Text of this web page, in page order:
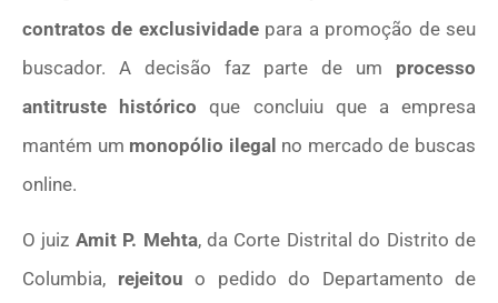
contratos de exclusividadepara a promoção de seu
buscador. A decisão faz parte de um processo
antitruste histórico que concluiu que a empresa
mantém um monopólio ilegal no mercado de buscas
online.
O juiz Amit P. Mehta, da Corte Distrital do Distrito de
Columbia, rejeitou o pedido do Departamento de